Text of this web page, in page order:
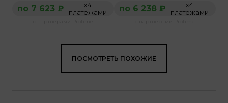
по 7 623 ₽
х4
платежами
по 6 238 ₽
х4
платежами
ПОСМОТРЕТЬ ПОХОЖИЕ